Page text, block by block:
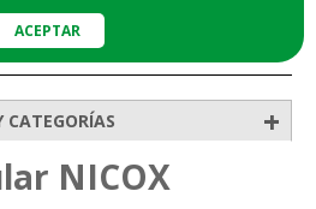
ACEPTAR
Cuidado ocular
CATEGORÍAS +
NICOX